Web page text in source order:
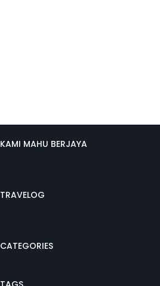
KAMI MAHU BERJAYA
TRAVELOG
CATEGORIES